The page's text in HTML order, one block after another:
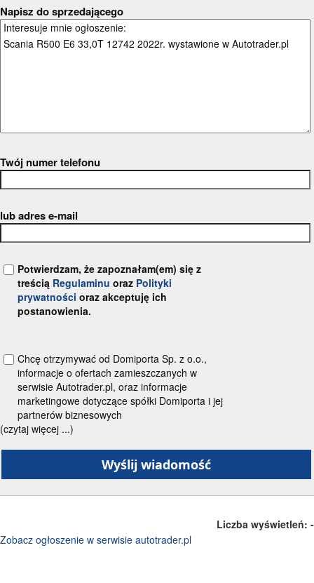
Napisz do sprzedającego
Twój numer telefonu
lub adres e-mail
Potwierdzam, że zapoznałam(em) się z
treścią Regulaminu oraz Polityki
prywatności oraz akceptuję ich
postanowienia.
Chcę otrzymywać od Domiporta Sp. z o.o.,
informacje o ofertach zamieszczanych w
serwisie Autotrader.pl, oraz informacje
marketingowe dotyczące spółki Domiporta i jej
partnerów biznesowych
(czytaj więcej ...)
Liczba wyświetleń: -
Zobacz ogłoszenie w serwisie autotrader.pl